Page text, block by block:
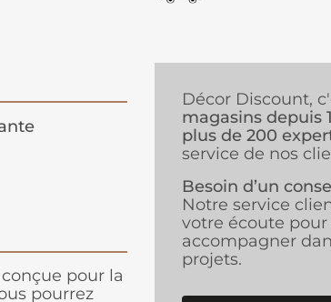
pour la
pourrez
Décor Discount,
magasins depuis
plus de 200
service de nos
Besoin d’un
Notre service
votre écoute pour
accompagner
projets.